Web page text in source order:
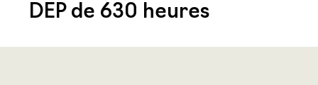
DEP de 630 heures